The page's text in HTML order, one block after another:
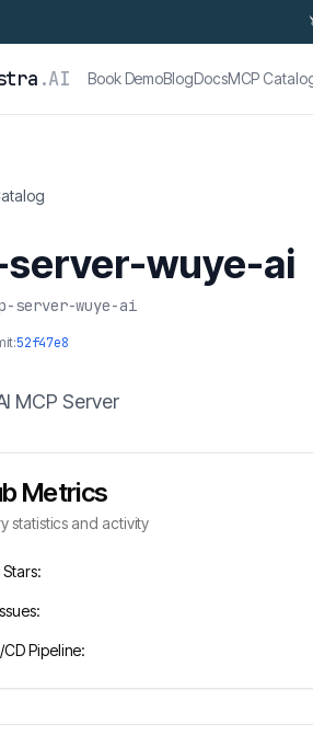
.AI Book DemoBlogDocsMCP
wuye-ai
server-wuye-ai
52f47e8
MCP Server
Metrics
statistics and activity
Stars:
CD Pipeline: